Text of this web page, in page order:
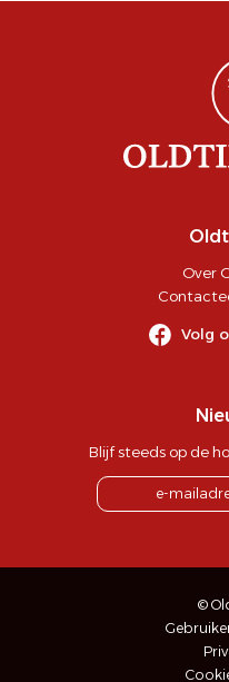
Over
Volg
Blijf steeds op de
©